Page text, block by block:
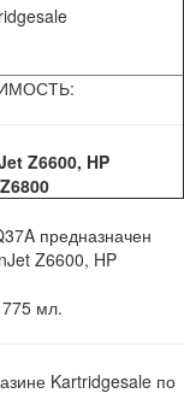
Z6600, HP
предназначен
Z6600, HP
775 мл.
Kartridgesale по